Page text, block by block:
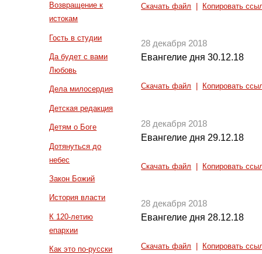
Возвращение к
истокам
Гость в студии
Да будет с вами
Любовь
Дела милосердия
Детская редакция
Детям о Боге
Дотянуться до
небес
Закон Божий
История власти
К 120-летию
епархии
Как это по-русски
Скачать файл Копировать
28 декабря 2018
Евангелие дня 30.12.18
Скачать файл Копировать
28 декабря 2018
Евангелие дня 29.12.18
Скачать файл Копировать
28 декабря 2018
Евангелие дня 28.12.18
Скачать файл Копировать